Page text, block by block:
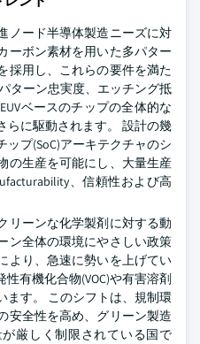
ノード半導体製造ニーズに対
ーボン素材を用いた多パター
採用し、これらの要件を満た
ターン忠実度、エッチング抵
ベースのチップの全体的な
らに駆動されます。 設計の幾
プ(SoC)アーキテクチャのシ
の生産を可能にし、大量生産
、信頼性および高
リーンな化学製剤に対する動
ン全体の環境にやさしい政策
より、急速に勢いを上げてい
性有機化合物(VOC)や有害溶剤
ます。 このシフトは、規制環
安全性を高め、グリーン製造
厳しく制限されている国で